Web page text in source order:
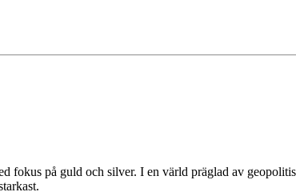
fokus på guld och silver. I en värld präglad av